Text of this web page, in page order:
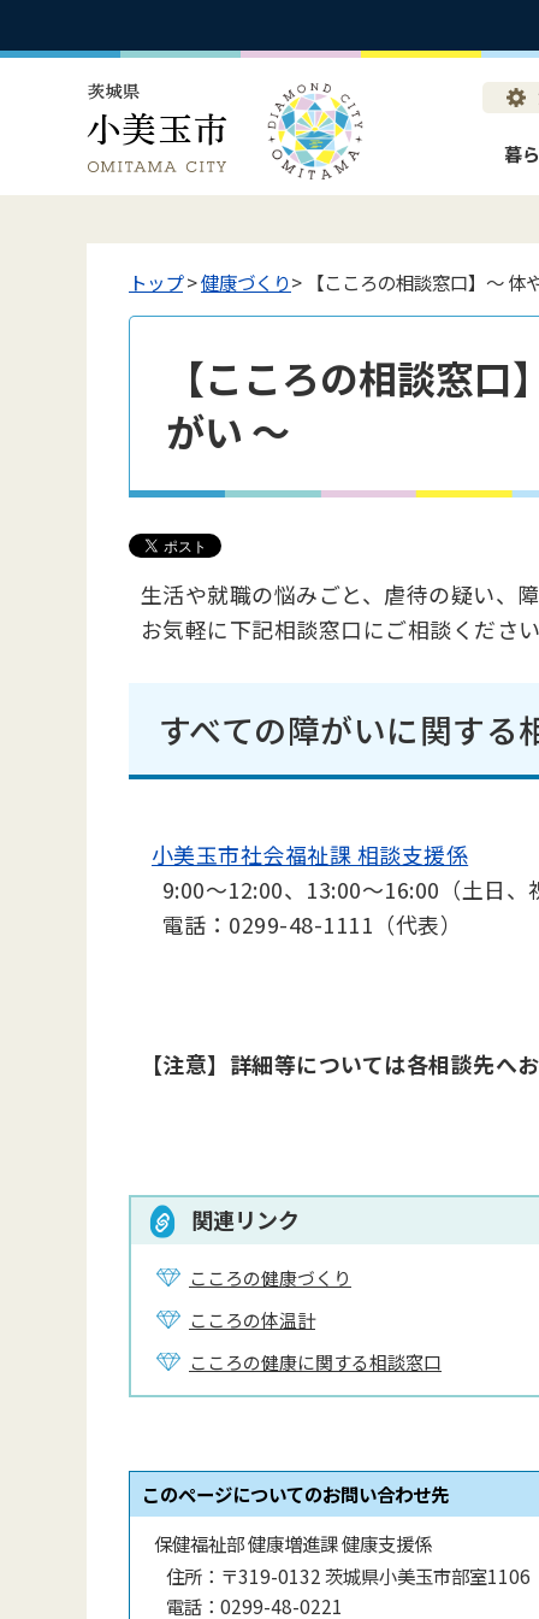
暮
トップ>健康づくり> 【こころの相談窓口】～ 体
【こころの相談窓
がい ～
生活や就職の悩みごと、虐待の疑い、
お気軽に下記相談窓口にご相談ください
すべての障がいに関する
小美玉市社会福祉課 相談支援係
9:00～12:00、13:00～16:00（土日、
電話：0299-48-1111（代表）
【注意】詳細等については各相談先へ
関連リンク
こころの健康づくり
こころの体温計
こころの健康に関する相談窓口
このページについてのお問い合わせ先
保健福祉部 健康増進課 健康支援係
住所： 〒319-0132 茨城県小美玉市部室1106
電話： 0299-48-0221